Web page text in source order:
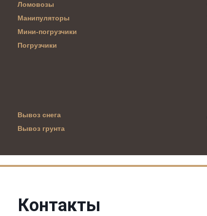
Ломовозы
Манипуляторы
Мини-погрузчики
Погрузчики
Вывоз снега
Вывоз грунта
Контакты